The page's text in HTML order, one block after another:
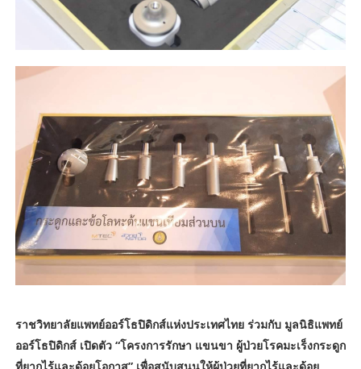
ราชวิทยาลัยแพทย์ออร์โธปิดิกส์แห่งประเทศไทย ร่วมกับ มูลนิธิแพทย์
ออร์โธปิดิกส์ เปิดตัว “โครงการรักษา แขนขา ผู้ป่วยโรคมะเร็งกระดูก